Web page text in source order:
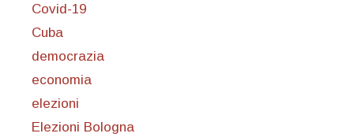
Covid-19
Cuba
democrazia
economia
elezioni
Elezioni Bologna